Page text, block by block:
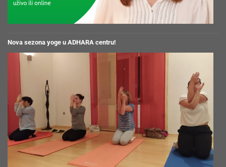
Nova sezona yoge u ADHARA centru!